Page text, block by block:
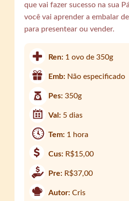
que vai fazer sucesso na sua
você vai aprender a embalar
para presentear ou vender.
Ren: 1 ovo de 350g
Emb: Não especificado
Pes:350g
Val: 5 dias
Tem: 1 hora
Cus: R$15,00
Pre: R$37,00
Autor: Cris